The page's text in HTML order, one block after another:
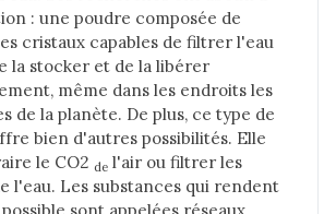
: une poudre composée de
cristaux capables de filtrer l'eau
la stocker et de la libérer
même dans les endroits les
de la planète. De plus, ce type de
bien d'autres possibilités. Elle
le CO2 de l'air ou filtrer les
l'eau. Les substances qui rendent